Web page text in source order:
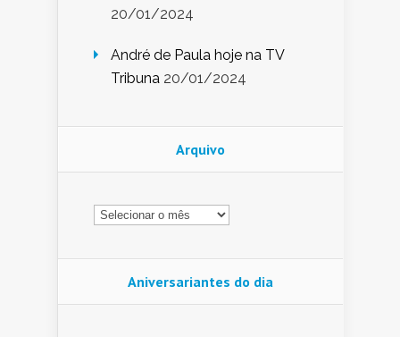
20/01/2024
André de Paula hoje na TV
Tribuna 20/01/2024
Arquivo
Arquivo
Aniversariantes do dia